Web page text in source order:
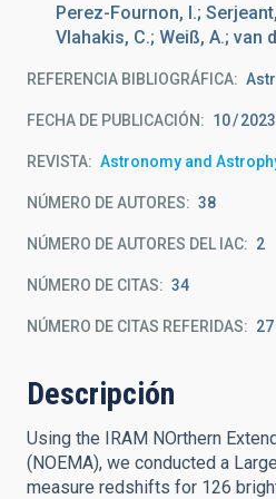
Perez-Fournon, I.;
Vlahakis, C.; Weiß, A.; van
REFERENCIA BIBLIOGRÁFICA
FECHA DE PUBLICACIÓN: 10 2023
REVISTA Astronomy and
NÚMERO DE AUTORES 38
NÚMERO DE AUTORES DEL IAC 2
NÚMERO DE CITAS 34
NÚMERO DE CITAS REFERIDAS 27
Descripción
Using the IRAM NOrthern
(NOEMA), we conducted a
measure redshifts for 126